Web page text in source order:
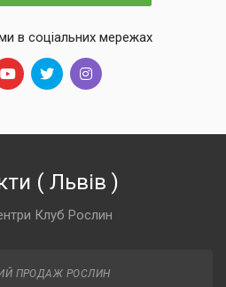
в соціальних мережах
( Львів )
Клуб Рослин
ПРОДАЖ РОСЛИН